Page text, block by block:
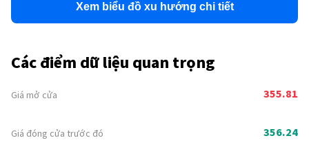
Xem biểu đồ xu hướng chi tiết
Các điểm dữ liệu quan trọng
Giá mở cửa
Giá đóng cửa trước đó
355.81
356.24